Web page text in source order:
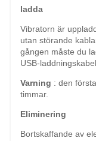
ladda
Vibratorn är
utan störande
gången måste du
USB-
Varning : den
timmar.
Eliminering
Bortskaffande av